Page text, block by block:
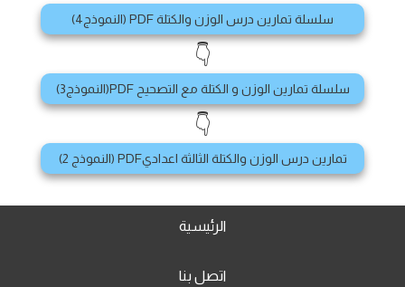
سلسلة تمارين درس الوزن والكتلة PDF (النموذج4)
👇
سلسلة تمارين الوزن و الكتلة مع التصحيح PDF(النموذج3)
👇
تمارين درس الوزن والكتلة الثالثة اعداديPDF (النموذج 2)
الرئيسية
اتصل بنا